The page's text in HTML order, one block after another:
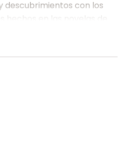
descubrimientos con los
hechos en las novelas de
Auel (Chicago, 1936)
of Portland. Ha recibido
Vernon College.